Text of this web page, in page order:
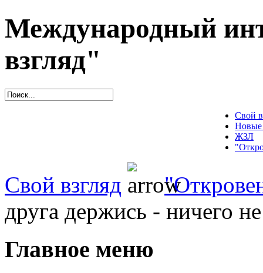
Международный
взгляд"
Свой
Новые
ЖЗЛ
Свой взгляд
друга держись - ничего
Главное меню